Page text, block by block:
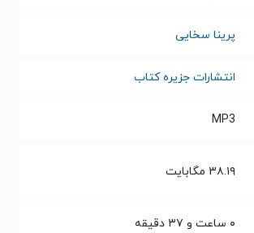
پرینا سخایی
انتشارات جزیره کتاب
MP3
۳۸.۱۹ مگابایت
۰ ساعت و ۳۷ دقیقه